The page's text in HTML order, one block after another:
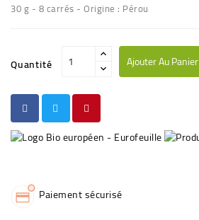
30 g - 8 carrés - Origine : Pérou
Quantité Ajouter Au Panier
Paiement sécurisé